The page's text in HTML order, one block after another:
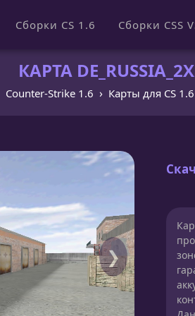
Сборки CS 1.6 Сборки CSS
КАРТА
Counter-Strike 1.6 Карты для CS 1.6
❯